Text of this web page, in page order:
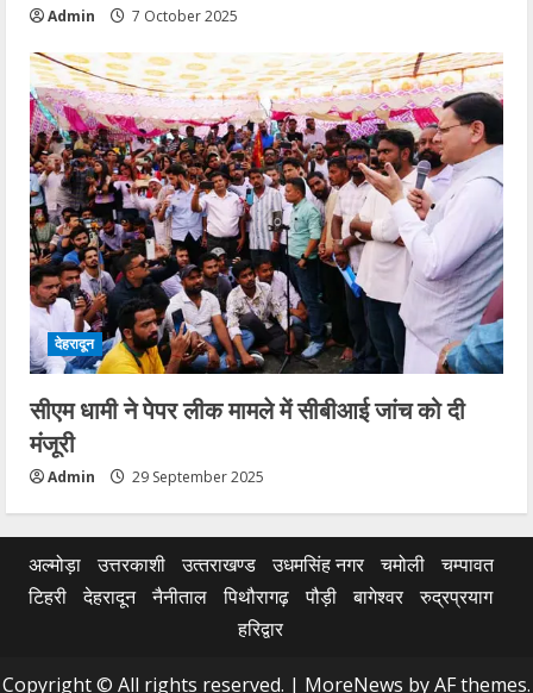
Admin 7 October 2025
देहरादून
सीएम धामी ने पेपर लीक मामले में सीबीआई जांच को दी
मंजूरी
Admin 29 September 2025
अल्मोड़ा उत्तरकाशी उत्‍तराखण्‍ड उधमसिंह नगर चमोली
चम्पावत
टिहरी
देहरादून नैनीताल पिथौरागढ़ पौड़ी बागेश्वर
रुद्रप्रयाग
हरिद्वार
Copyright © All rights reserved. | MoreNews by AF themes.